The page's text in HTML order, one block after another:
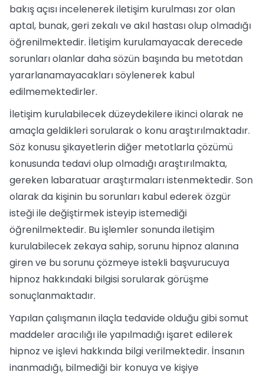
bakış açısı incelenerek iletişim kurulması zor olan
aptal, bunak, geri zekalı ve akıl hastası olup olmadığı
öğrenilmektedir. İletişim kurulamayacak derecede
sorunları olanlar daha sözün başında bu metotdan
yararlanamayacakları söylenerek kabul
edilmemektedirler.
İletişim kurulabilecek düzeydekilere ikinci olarak ne
amaçla geldikleri sorularak o konu araştırılmaktadır.
Söz konusu şikayetlerin diğer metotlarla çözümü
konusunda tedavi olup olmadığı araştırılmakta,
gereken labaratuar araştırmaları istenmektedir. Son
olarak da kişinin bu sorunları kabul ederek özgür
isteği ile değiştirmek isteyip istemediği
öğrenilmektedir. Bu işlemler sonunda iletişim
kurulabilecek zekaya sahip, sorunu hipnoz alanına
giren ve bu sorunu çözmeye istekli başvurucuya
hipnoz hakkındaki bilgisi sorularak görüşme
sonuçlanmaktadır.
Yapılan çalışmanın ilaçla tedavide olduğu gibi somut
maddeler aracılığı ile yapılmadığı işaret edilerek
hipnoz ve işlevi hakkında bilgi verilmektedir. İnsanın
inanmadığı, bilmediği bir konuya ve kişiye